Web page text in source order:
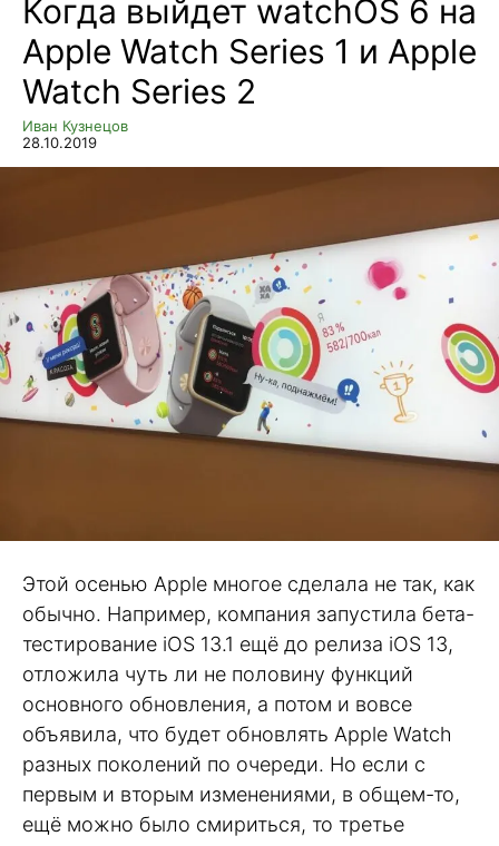
Когда выйдет watchOS 6 на
Apple Watch Series 1 и Apple
Watch Series 2
Иван Кузнецов
28.10.2019
Этой осенью Apple многое сделала не так, как
обычно. Например, компания запустила бета-
тестирование iOS 13.1 ещё до релиза iOS 13,
отложила чуть ли не половину функций
основного обновления, а потом и вовсе
объявила, что будет обновлять Apple Watch
разных поколений по очереди. Но если с
первым и вторым изменениями, в общем-то,
ещё можно было смириться, то третье